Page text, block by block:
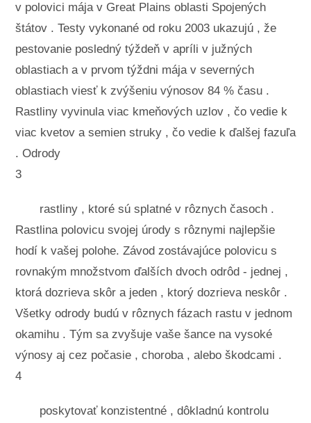
v polovici mája v Great Plains oblasti Spojených
štátov . Testy vykonané od roku 2003 ukazujú , že
pestovanie posledný týždeň v apríli v južných
oblastiach a v prvom týždni mája v severných
oblastiach viesť k zvýšeniu výnosov 84 % času .
Rastliny vyvinula viac kmeňových uzlov , čo vedie k
viac kvetov a semien struky , čo vedie k ďalšej fazuľa
. Odrody
3
rastliny , ktoré sú splatné v rôznych časoch .
Rastlina polovicu svojej úrody s rôznymi najlepšie
hodí k vašej polohe. Závod zostávajúce polovicu s
rovnakým množstvom ďalších dvoch odrôd - jednej ,
ktorá dozrieva skôr a jeden , ktorý dozrieva neskôr .
Všetky odrody budú v rôznych fázach rastu v jednom
okamihu . Tým sa zvyšuje vaše šance na vysoké
výnosy aj cez počasie , choroba , alebo škodcami .
4
poskytovať konzistentné , dôkladnú kontrolu